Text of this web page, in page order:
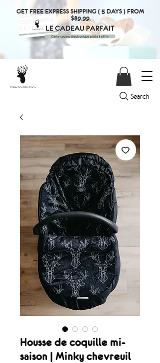
Search
GET FREE EXPRESS SHIPPING ( 5 DAYS ) FROM
$89.99.
Housse de coquille mi-
saison | Minky chevreuil